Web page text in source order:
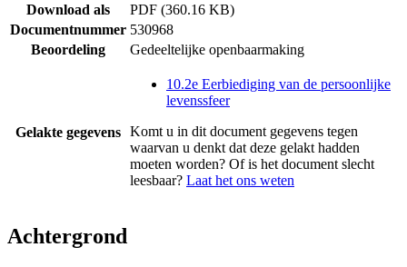
Download als
PDF (360.16 KB)
Documentnummer 530968
Beoordeling
Gedeeltelijke openbaarmaking
Gelakte gegevens
10.2e Eerbiediging van de persoonlijke
levenssfeer
Komt u in dit document gegevens tegen
waarvan u denkt dat deze gelakt hadden
moeten worden? Of is het document slecht
leesbaar? Laat het ons weten
Achtergrond